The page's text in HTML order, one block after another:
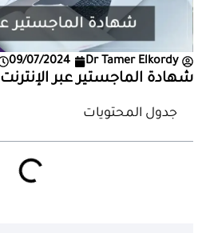
Dr Tamer Elkordy
09/07/2024
شهادة الماجستير عبر الإنترنت
جدول المحتويات